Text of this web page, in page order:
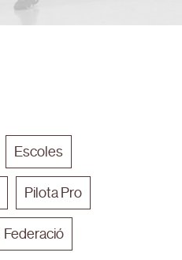
Escoles
Pilota Pro
Federació